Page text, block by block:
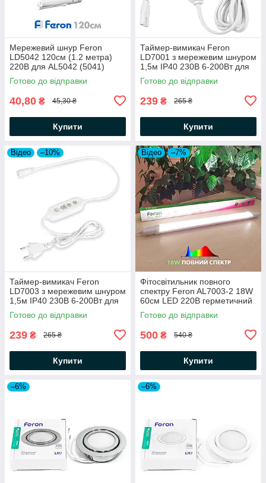
Мережевий шнур Feron
LD5042 120см (1.2 метра)
220В для AL5042 (5041)
двоконтактний з вилкою в
розетку
Готово до відправки
40,80 ₴ 45,30 ₴
Купити
Таймер-вимикач Feron
LD7001 з мережевим шнуром
1,5м IP40 230В 6-200Вт для
фітосвітильника AL7001
білий
Готово до відправки
239 ₴ 265 ₴
Купити
Відео –10%
Таймер-вимикач Feron
LD7003 з мережевим шнуром
1,5м IP40 230В 6-200Вт для
фітосвітильника AL7003
білий
Готово до відправки
239 ₴ 265 ₴
Купити
Відео –7%
Фітосвітильник повного
спектру Feron AL7003-2 18W
60см LED 220В герметичний
IP65 фітолампа для рослин +
шнур
Готово до відправки
500 ₴ 540 ₴
Купити
–6% –6%